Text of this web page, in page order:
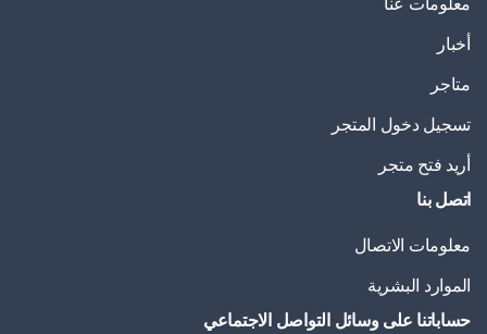
أخبار
متاجر
تسجيل دخول المتجر
أريد فتح متجر
اتصل بنا
معلومات الاتصال
الموارد البشرية
حساباتنا على وسائل التواصل الاجتماعي